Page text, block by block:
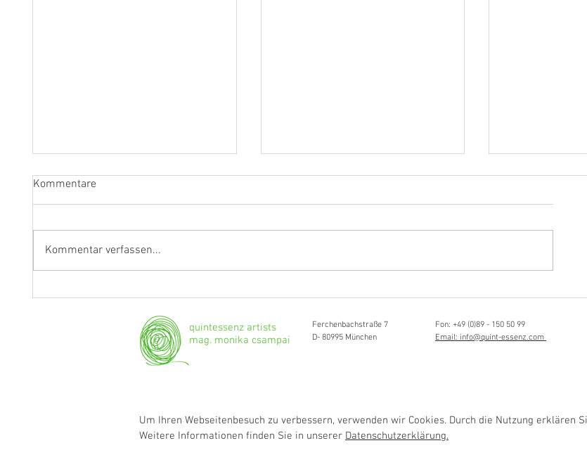
Kommentare
Kommentar verfassen...
quintessenz artists
mag. monika csampai
Ferchenbachstraße 7
D- 80995 München
Fon: +49 (0)89 - 150 50 99
Email: info@quint-essenz.com
Um Ihren Webseitenbesuch zu verbessern, verwenden wir Cookies. Durch die Nutzung erklären
Weitere Informationen finden Sie in unserer Datenschutzerklärung.